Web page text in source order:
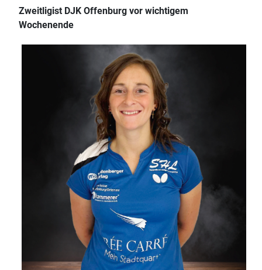
Zweitligist DJK Offenburg vor wichtigem
Wochenende